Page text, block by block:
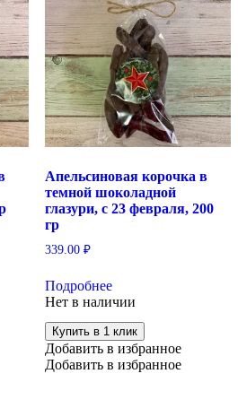
Апельсиновая корочка в
темной шоколадной
глазури, с 23 февраля, 200
гр
339.00 ₽
Подробнее
Нет в наличии
Купить в 1 клик
Добавить в избранное
Добавить в избранное